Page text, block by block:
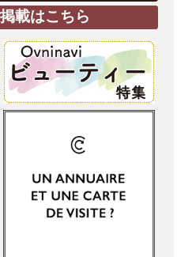
載はこちら